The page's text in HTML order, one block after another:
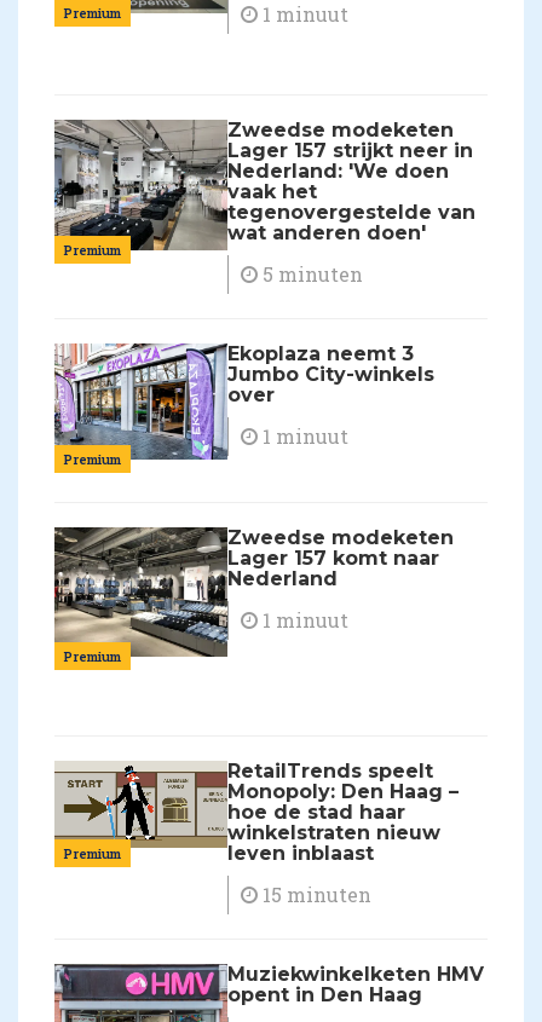
Premium 1 minuut
Premium
Zweedse modeketen
Lager 157 strijkt neer in
Nederland: 'We doen
vaak het
tegenovergestelde van
wat anderen doen'
5 minuten
Premium
Ekoplaza neemt 3
Jumbo City-winkels
over
1 minuut
Premium
Zweedse modeketen
Lager 157 komt naar
Nederland
1 minuut
Premium
RetailTrends speelt
Monopoly: Den Haag –
hoe de stad haar
winkelstraten nieuw
leven inblaast
15 minuten
Muziekwinkelketen HMV
opent in Den Haag